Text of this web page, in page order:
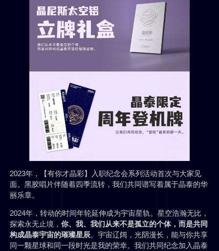
2023年，【有你才晶彩】入职纪念会系列活动首次与大家见
面。黑胶唱片伴随着四季流转，我们共同谱写着属于晶泰的华
丽乐章。
2024年，转动的时间年轮延伸成为宇宙星轨。星空浩瀚无比，
探索永无止境， 你、我、我们从来不是孤立的个体，而是共同
构成晶泰宇宙的璀璨星辰。宇宙辽阔，光阴漫长，能与你共享
同一颗星球和同一段时光是我的荣幸。我们共同纪念加入晶泰